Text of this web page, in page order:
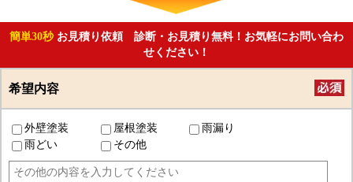
簡単30秒 お見積り依頼 診断・お見積り無料！お気軽にお問い合わ
せください！
希望内容
外壁塗装 屋根塗装
雨漏り
雨どい
その他